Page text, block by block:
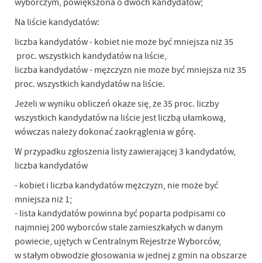
wyborczym, powiększona o dwóch kandydatów;
Na liście kandydatów:
liczba kandydatów - kobiet nie może być mniejsza niż 35
proc. wszystkich kandydatów na liście,
liczba kandydatów - mężczyzn nie może być mniejsza niż 35
proc. wszystkich kandydatów na liście.
Jeżeli w wyniku obliczeń okaże się, że 35 proc. liczby
wszystkich kandydatów na liście jest liczbą ułamkową,
wówczas należy dokonać zaokrąglenia w górę.
W przypadku zgłoszenia listy zawierającej 3 kandydatów,
liczba kandydatów
- kobiet i liczba kandydatów mężczyzn, nie może być
mniejsza niż 1;
- lista kandydatów powinna być poparta podpisami co
najmniej 200 wyborców stale zamieszkałych w danym
powiecie, ujętych w Centralnym Rejestrze Wyborców,
w stałym obwodzie głosowania w jednej z gmin na obszarze